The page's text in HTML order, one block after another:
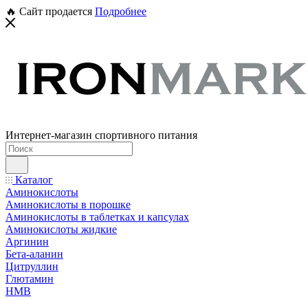
🔥 Сайт продается Подробнее
Интернет-магазин спортивного питания
Каталог
Аминокислоты
Аминокислоты в порошке
Аминокислоты в таблетках и капсулах
Аминокислоты жидкие
Аргинин
Бета-аланин
Цитруллин
Глютамин
HMB